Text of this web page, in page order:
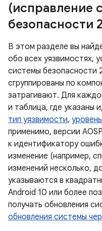
(исправление
безопасности
В этом разделе вы
обо всех уязвимостях,
системы безопасности
сгруппированы по
затрагивают. Для
и таблица, где указаны
тип уязвимости,
применимо, версии
к идентификатору
изменение (например,
изменений несколько,
указываются в
Android 10 или более
получать обновления
обновления системы